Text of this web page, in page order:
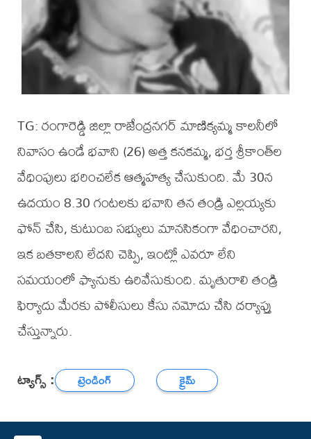
TG: రంగారెడ్డి జిల్లా రాజేంద్రనగర్ మాణిక్యమ్మ కాలనీలో
నివాసం ఉండే భవాని (26) అత్త కనకమ్మ, భర్త శ్రీకాంత్‌ల
వేధింపులు భరించలేక ఆత్మహత్య చేసుకుంది. మే 30న
ఉదయం 8.30 గంటలకు భవాని తన తండ్రి ఎల్లయ్యకు
ఫోన్ చేసి, కుటుంబ సభ్యులు మానసికంగా వేధించారని,
ఇక బతకాలని లేదని చెప్పి, ఇంట్లో ఎవరూ లేని
సమయంలో ఫ్యానుకు ఉరివేసుకుంది. మృతురాలి తండ్రి
ఫిర్యాదు మేరకు పోలీసులు కేసు నమోదు చేసి దర్యాప్తు
చేస్తున్నారు.
ట్యాగ్స్ : ట్రెండింగ్ క్రైమ్